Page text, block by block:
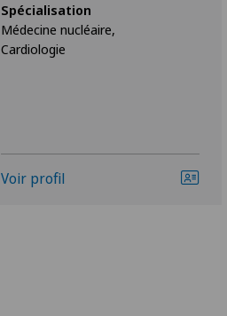
Spécialisation
Médecine nucléaire,
Cardiologie
Voir profil